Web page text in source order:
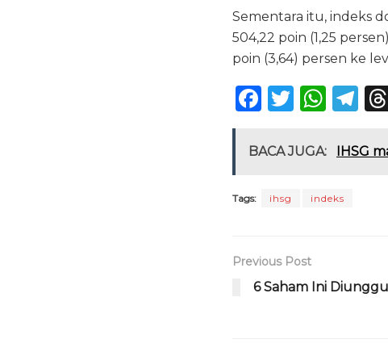
Sementara itu, indeks
504,22 poin (1,25
poin (3,64) persen ke
F
c
b
o
k
T
it
W
a
A
T
e
BACA JUGA: IHSG
Tags: ihsg indeks
Previous Post
6 Saham Ini